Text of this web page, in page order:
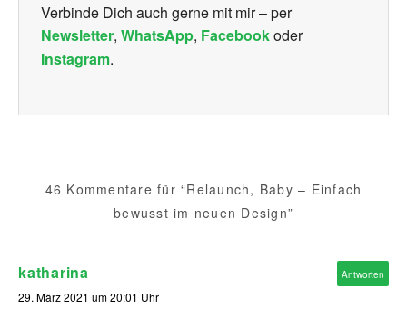
Verbinde Dich auch gerne mit mir – per
Newsletter, WhatsApp, Facebookoder
Instagram.
46 Kommentare für “Relaunch, Baby – Einfach
bewusst im neuen Design”
katharina
29. März 2021 um 20:01 Uhr
Antworten